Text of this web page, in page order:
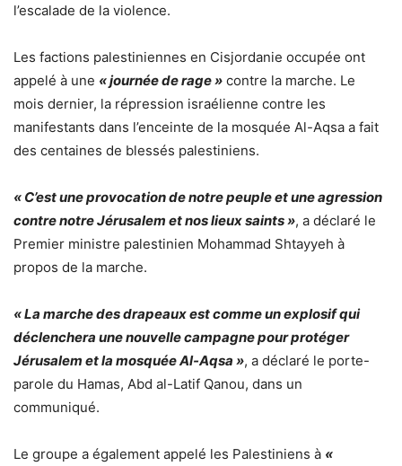
l’escalade de la violence.
Les factions palestiniennes en Cisjordanie occupée ont
appelé à une « journée de rage » contre la marche. Le
mois dernier, la répression israélienne contre les
manifestants dans l’enceinte de la mosquée Al-Aqsa a fait
des centaines de blessés palestiniens.
« C’est une provocation de notre peuple et une agression
contre notre Jérusalem et nos lieux saints », a déclaré le
Premier ministre palestinien Mohammad Shtayyeh à
propos de la marche.
« La marche des drapeaux est comme un explosif qui
déclenchera une nouvelle campagne pour protéger
Jérusalem et la mosquée Al-Aqsa », a déclaré le porte-
parole du Hamas, Abd al-Latif Qanou, dans un
communiqué.
Le groupe a également appelé les Palestiniens à «